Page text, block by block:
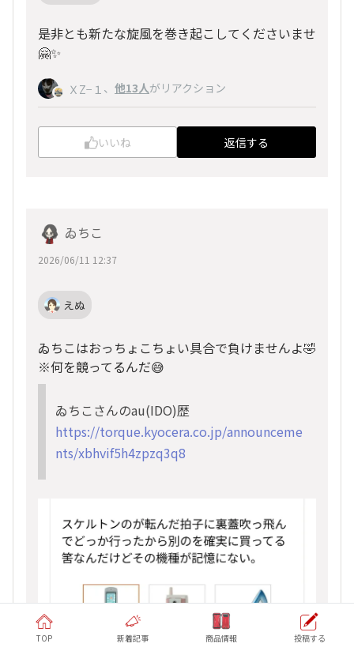
是非とも新たな旋風を巻き起こしてくださいませ
🤗✨
ＸZ−１ 、 他13人がリアクション
いいね 返信する
ゐちこ
2026/06/11 12:37
えぬ
ゐちこはおっちょこちょい具合で負けませんよ🤣
※何を競ってるんだ😅
ゐちこさんのau(IDO)歴
https://torque.kyocera.co.jp/announceme
nts/xbhvif5h4zpzq3q8
TOP 新着記事 商品情報 投稿する